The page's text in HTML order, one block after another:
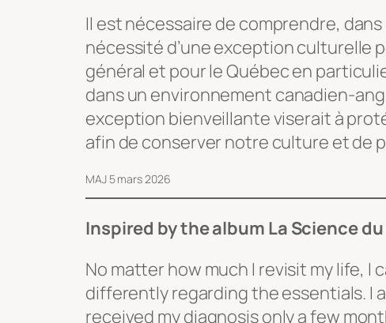
Il est nécessaire de comprendre,
nécessité d’une exception culturelle
général et pour le Québec en
dans un environnement canadien-
exception bienveillante viserait à
afin de conserver notre culture et de
MAJ 5 mars 2026
Inspired by the album La Science
No matter how much I revisit my life, I
differently regarding the essentials. I
received my diagnosis only a few